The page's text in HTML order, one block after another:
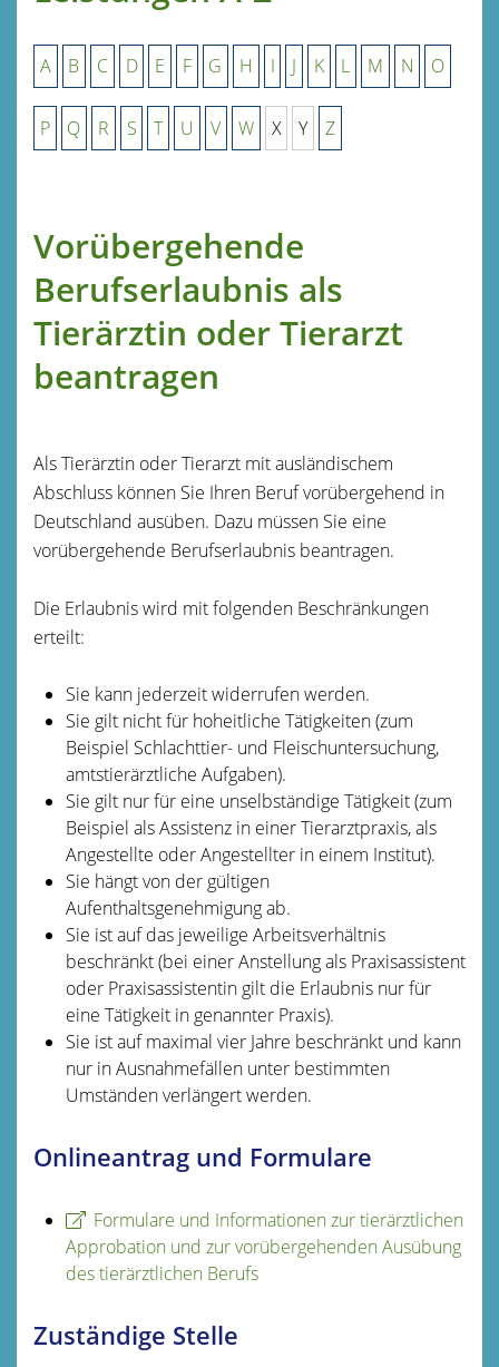
A B C D E F G H I J K L M N O
P Q R S T U V W X Y Z
Vorübergehende
Berufserlaubnis als
Tierärztin oder Tierarzt
beantragen
Als Tierärztin oder Tierarzt mit ausländischem
Abschluss können Sie Ihren Beruf vorübergehend in
Deutschland ausüben. Dazu müssen Sie eine
vorübergehende Berufserlaubnis beantragen.
Die Erlaubnis wird mit folgenden Beschränkungen
erteilt:
Sie kann jederzeit widerrufen werden.
Sie gilt nicht für hoheitliche Tätigkeiten (zum
Beispiel Schlachttier- und Fleischuntersuchung,
amtstierärztliche Aufgaben).
Sie gilt nur für eine unselbständige Tätigkeit (zum
Beispiel als Assistenz in einer Tierarztpraxis, als
Angestellte oder Angestellter in einem Institut).
Sie hängt von der gültigen
Aufenthaltsgenehmigung ab.
Sie ist auf das jeweilige Arbeitsverhältnis
beschränkt (bei einer Anstellung als Praxisassistent
oder Praxisassistentin gilt die Erlaubnis nur für
eine Tätigkeit in genannter Praxis).
Sie ist auf maximal vier Jahre beschränkt und kann
nur in Ausnahmefällen unter bestimmten
Umständen verlängert werden.
Onlineantrag und Formulare
Formulare und Informationen zur tierärztlichen
Approbation und zur vorübergehenden Ausübung
des tierärztlichen Berufs
Zuständige Stelle